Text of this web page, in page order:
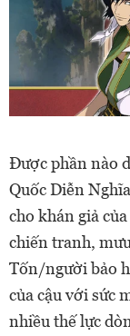
Được phần nào
Quốc Diễn
cho khán giả
chiến tranh,
Tốn/người bảo
của cậu với sức
nhiều thế lực